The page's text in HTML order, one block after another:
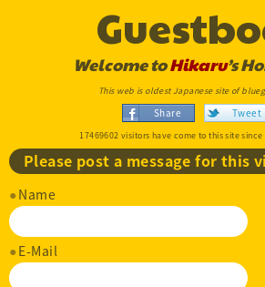
Welcome toHikaru’s
This web is oldest Japanese site of
Share Tweet
17469602 visitors have come to this site
Please post a message for this
Name
E-Mail